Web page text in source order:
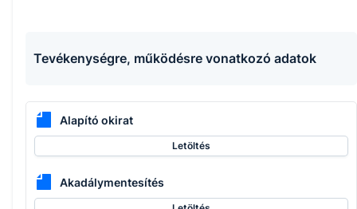
Tevékenységre, működésre vonatkozó adatok
Alapító okirat
Letöltés
Akadálymentesítés